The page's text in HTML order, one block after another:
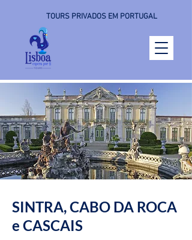
TOURS PRIVADOS EM PORTUGAL
SINTRA, CABO DA ROCA
e CASCAIS